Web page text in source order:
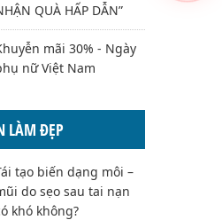
QUÀ HẤP DẪN”
mãi 30% - Ngày
nữ Việt Nam
LÀM ĐẸP
tạo biến dạng môi –
do sẹo sau tai nạn
khó không?